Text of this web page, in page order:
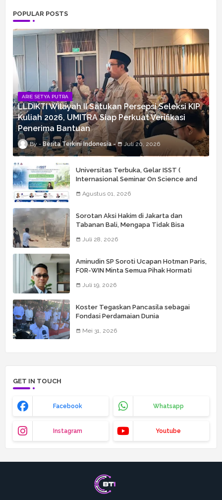
POPULAR POSTS
ARIE SETYA PUTRA
LLDIKTI Wilayah II Satukan Persepsi Seleksi KIP
Kuliah 2026, UMITRA Siap Perkuat Verifikasi
Penerima Bantuan
Berita Terkini Indonesia Juli 20, 2026
Universitas Terbuka, Gelar ISST (
Internasional Seminar On Science and
Agustus 01, 2026
Sorotan Aksi Hakim di Jakarta dan
Tabanan Bali, Mengapa Tidak Bisa
Juli 28, 2026
Aminudin SP Soroti Ucapan Hotman Paris,
FOR-WIN Minta Semua Pihak Hormati
Juli 19, 2026
Koster Tegaskan Pancasila sebagai
Fondasi Perdamaian Dunia
Mei 31, 2026
GET IN TOUCH
Facebook Whatsapp
Instagram Youtube